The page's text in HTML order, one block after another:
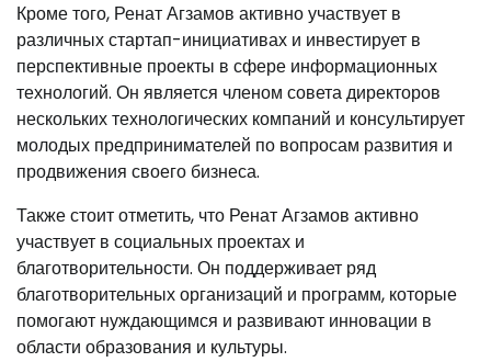
Кроме того, Ренат Агзамов активно участвует в
различных стартап-инициативах и инвестирует в
перспективные проекты в сфере информационных
технологий. Он является членом совета директоров
нескольких технологических компаний и консультирует
молодых предпринимателей по вопросам развития и
продвижения своего бизнеса.
Также стоит отметить, что Ренат Агзамов активно
участвует в социальных проектах и
благотворительности. Он поддерживает ряд
благотворительных организаций и программ, которые
помогают нуждающимся и развивают инновации в
области образования и культуры.